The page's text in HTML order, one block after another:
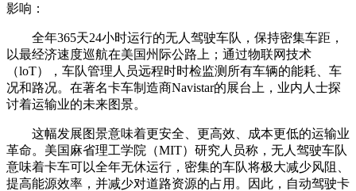
影响：
全年365天24小时运行的无人驾驶车队，保持密集车距，
以最经济速度巡航在美国州际公路上；通过物联网技术
（loT），车队管理人员远程时时检监测所有车辆的能耗、车
况和路况。在著名卡车制造商Navistar的展台上，业内人士探
讨着运输业的未来图景。
这幅发展图景意味着更安全、更高效、成本更低的运输业
革命。美国麻省理工学院（MIT）研究人员称，无人驾驶车队
意味着卡车可以全年无休运行，密集的车队将极大减少风阻、
提高能源效率，并减少对道路资源的占用。因此，自动驾驶卡